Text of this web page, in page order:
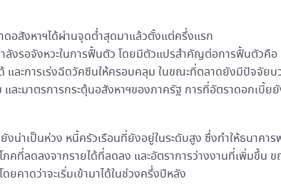
ดอสังหาฯได้ผ่านจุดต่ำสุดมาแล้วตั้งแต่ครึ่งแรก
ลังรอจังหวะในการฟื้นตัว โดยมีตัวแปรสำคัญต่อการฟื้นตัวคื
และการเร่งฉีดวัคซีนให้ครอบคลุม ในขณะที่ตลาดยังมีปัจจัยบ
และมาตรการกระตุ้นอสังหาฯของภาครัฐ การที่อัตราดอกเบี้ย
น่าเป็นห่วง หนี้ครัวเรือนที่ยังอยู่ในระดับสูง ซึ่งทำให้ธนาคา
คที่ลดลงจากรายได้ที่ลดลง และอัตราการว่างงานที่เพิ่มขึ้น
ดยคาดว่าจะเริ่มเข้ามาได้ในช่วงครึ่งปีหลัง